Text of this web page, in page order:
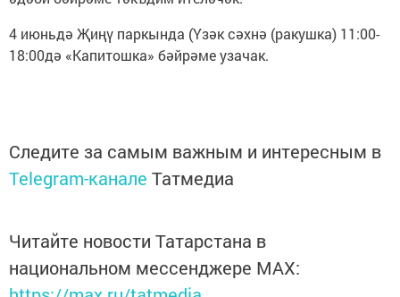
4 июньдә Җиңү паркында (Үзәк сәхнә (ракушка) 11:00-
18:00дә «Капитошка» бәйрәме узачак.
Следите за самым важным и интересным в
Telegram-канале Татмедиа
Читайте новости Татарстана в
национальном мессенджере MАХ: